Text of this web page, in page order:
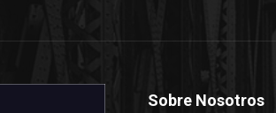
Sobre Nosotros